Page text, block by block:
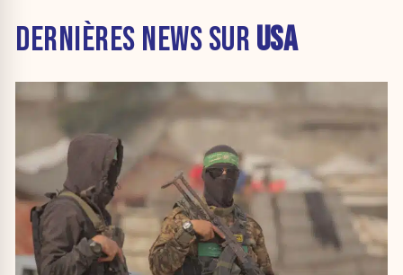
DERNIÈRES NEWS SUR USA